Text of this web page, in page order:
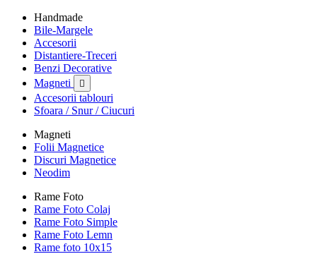
Handmade
Bile-Margele
Accesorii
Distantiere-Treceri
Benzi Decorative
Magneti

Accesorii tablouri
Sfoara / Snur / Ciucuri
Magneti
Folii Magnetice
Discuri Magnetice
Neodim
Rame Foto
Rame Foto Colaj
Rame Foto Simple
Rame Foto Lemn
Rame foto 10x15